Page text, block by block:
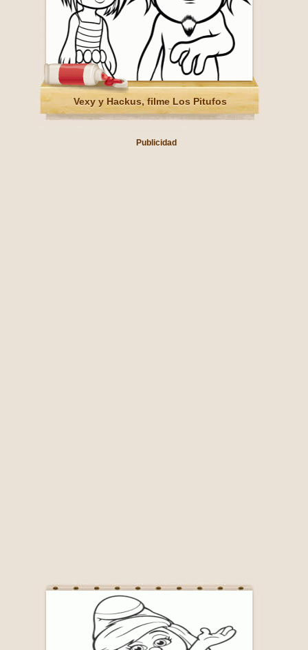
Vexy y Hackus, filme Los Pitufos
Publicidad